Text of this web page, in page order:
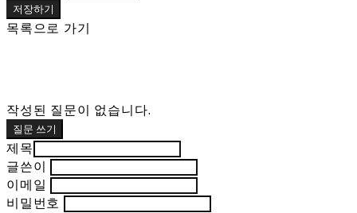
저장하기
목록으로 가기
작성된 질문이 없습니다.
질문 쓰기
제목
글쓴이
이메일
비밀번호